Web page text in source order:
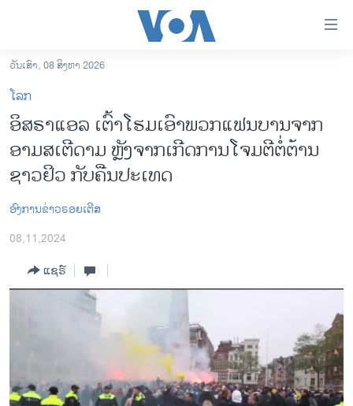
ເຂົ້າ
ຫາ
ຂ້າມ
ຂ້າມ
ຂ້າມ
ໄປ
ຫາ
ຊອກ
ລາວ
ການເລືອກຕັ້ງ ປະທານາທີບໍດີ ສະຫະລັດ 2024
ອິດສະຫຼະພາບດ້ານການຂ່າວ
ວິທະຍາສາດ-ເທັກໂນໂລຈີ
ທຸລະກິດ
ວັນເສົາ, 08 ສິງຫາ 2026
ໂລກ
ອິສຣາແອລ ເຕົ້າໂຮມເອົາພວກແຟນບານຈາກ
ອາມສເຕີດາມ ຫຼັງຈາກເກີດການໂຈມຕີຕໍ່ຕ້ານ
ຊາວຢິວ ກັບຄືນປະເທດ
ອົງການຂ່າວຣອຍເຕີສ
08,11,2024
ແຊຣ໌